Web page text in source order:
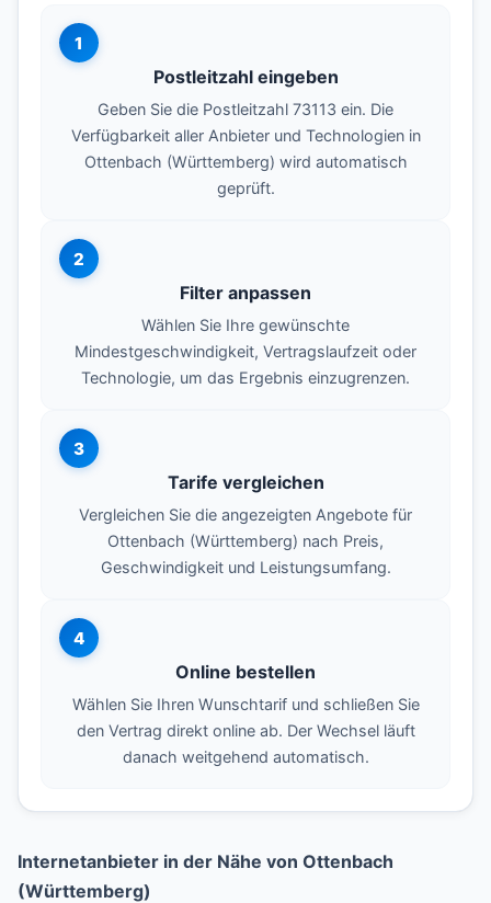
1
Postleitzahl eingeben
Geben Sie die Postleitzahl 73113 ein. Die
Verfügbarkeit aller Anbieter und Technologien in
Ottenbach (Württemberg) wird automatisch
geprüft.
2
Filter anpassen
Wählen Sie Ihre gewünschte
Mindestgeschwindigkeit, Vertragslaufzeit oder
Technologie, um das Ergebnis einzugrenzen.
3
Tarife vergleichen
Vergleichen Sie die angezeigten Angebote für
Ottenbach (Württemberg) nach Preis,
Geschwindigkeit und Leistungsumfang.
4
Online bestellen
Wählen Sie Ihren Wunschtarif und schließen Sie
den Vertrag direkt online ab. Der Wechsel läuft
danach weitgehend automatisch.
Internetanbieter in der Nähe von Ottenbach
(Württemberg)